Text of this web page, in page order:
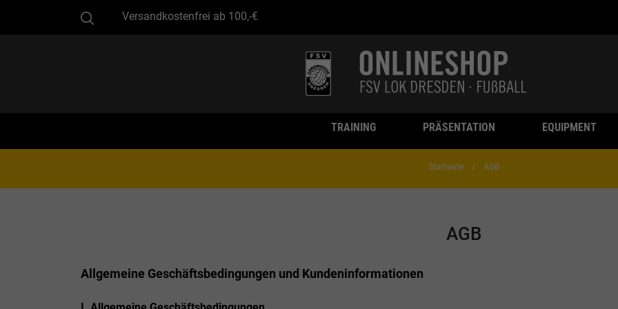
Versandkostenfrei ab 100,-€
TRAINING PRÄSENTATION EQUIPMENT
Startseite AGB
AGB
Allgemeine Geschäftsbedingungen und Kundeninformationen